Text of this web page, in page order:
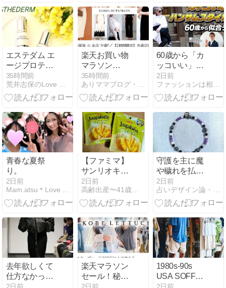
ーミンなど紹
介
エステダム エ
ージプロテオ
ム シリーズ
35時間前
荒井志保のLove Life
楽天お買い物
マラソン
SALE半額ク
ーポン情報②
こちらも先着
定！
35時間前
ありママブログ・１６２センチのシンプル プチプラコーデ
60歳から「カ
ッコいい」が
似合うように
なる理由。鍵
は3色と、た
パンツ
2日前
ファッションは相手へのおもてなし 土居コウタロウ
青春な夏祭
り。
2日前
Mam.atsu＊Love Days｡｡｡
【ファミマ】
サンリオキャ
ラクターズ×
メーカーマス
コット
2日前
高齢出産〜41歳で妊娠〜その後。
守護を主に魔
や穢れを払い
癒すブレスレ
ット【作品紹
介：五芒星の
ーストーンブ
レス】
2日前
占いデザイン論・お守りファッション論
去年欲しくて
仕方なかった
やつ♡
楽天マラソン
セール！秘密
クーポンも♡
1980s-90s
USA SOFFE
SHIRTS S/S